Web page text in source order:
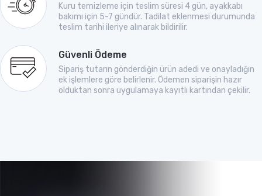
Kuru temizleme için teslim süresi 4 gün, ayakkabı
bakımı için 5-7 gündür. Tadilat eklenmesi durumunda
teslim tarihi ileriye alınarak bildirilir.
Güvenli Ödeme
Sipariş tutarın gönderdiğin ürün adedi ve onayladığın
ek işlemlere göre belirlenir. Ödemen siparişin hazır
olduktan sonra uygulamaya kayıtlı kartından çekilir.